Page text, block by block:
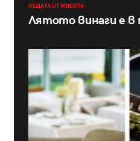
НЕЩАТА ОТ ЖИВОТА
Лятото винаги е в